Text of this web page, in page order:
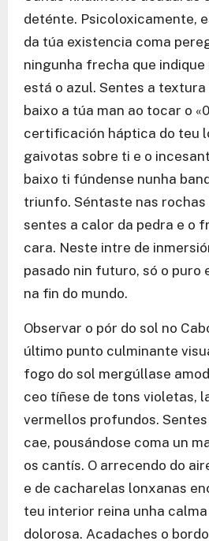
deténte. Psicoloxicamente,
da túa existencia coma
ningunha frecha que indique
está o azul. Sentes a
baixo a túa man ao tocar o
certificación háptica do teu
gaivotas sobre ti e o
baixo ti fúndense nunha
triunfo. Séntaste nas rochas
sentes a calor da pedra e o
cara. Neste intre de
pasado nin futuro, só o puro
na fin do mundo.
Observar o pór do sol no
último punto culminante
fogo do sol mergúllase
ceo tíñese de tons violetas,
vermellos profundos.
cae, pousándose coma un
os cantís. O arrecendo do
e de cacharelas lonxanas
teu interior reina unha
dolorosa. Acadaches o